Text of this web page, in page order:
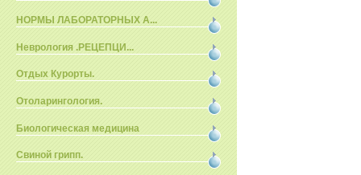
НОРМЫ ЛАБОРАТОРНЫХ А...
Неврология .РЕЦЕПЦИ...
Отдых Курорты.
Отоларингология.
Биологическая медицина
Свиной грипп.